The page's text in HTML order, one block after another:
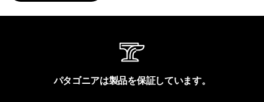
パタゴニアは製品を保証しています。